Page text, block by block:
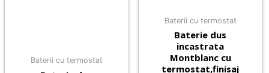
Baterii cu termostat
Baterii cu termostat
Baterie dus
incastrata
Montblanc cu
termostat,finisaj